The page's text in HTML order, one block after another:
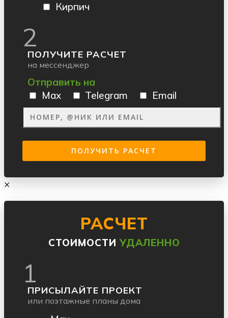
Кирпич
2
ПОЛУЧИТЕ РАСЧЕТ
на мессенджер
Отправить на
Max
Telegram Email
×
РАСЧЕТ
СТОИМОСТИ УДАЛЕННО
1
ПРИСЫЛАЙТЕ ПРОЕКТ
или поэтажные планы дома